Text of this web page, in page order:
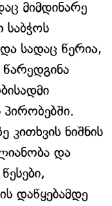
მიმდინარე
საბჭოს
სადაც წერია,
კითხვის ნიშნის
და
დაწყებამდე